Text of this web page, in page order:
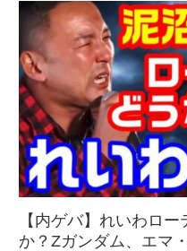
【内ゲバ】れいわロ
か？Zガンダム、エマ